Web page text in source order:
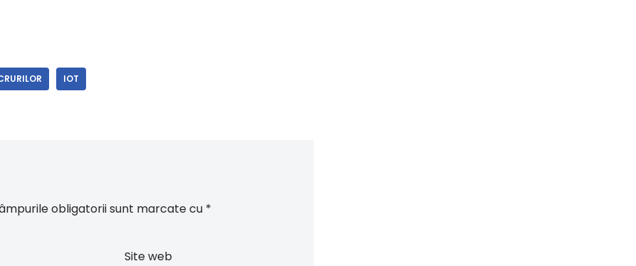
IOT
obligatorii sunt marcate cu *
Site web